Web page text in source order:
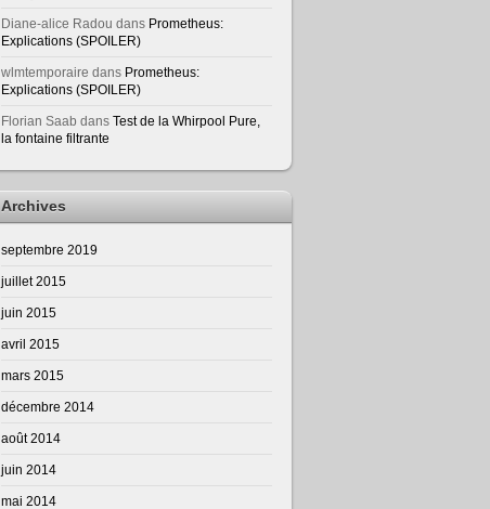
Diane-alice Radou dans Prometheus:
Explications (SPOILER)
wlmtemporaire dans Prometheus:
Explications (SPOILER)
Florian Saab dans Test de la Whirpool Pure,
la fontaine filtrante
Archives
septembre 2019
juillet 2015
juin 2015
avril 2015
mars 2015
décembre 2014
août 2014
juin 2014
mai 2014